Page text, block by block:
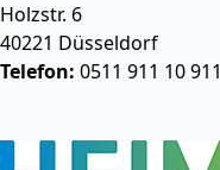
Holzstr. 6
40221 Düsseldorf
Telefon: 0511 911 10 911